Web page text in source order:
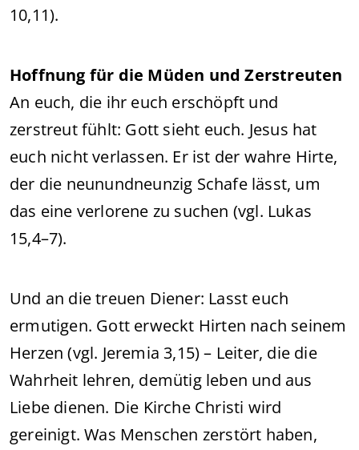
10,11).
Hoffnung für die Müden und Zerstreuten
An euch, die ihr euch erschöpft und
zerstreut fühlt: Gott sieht euch. Jesus hat
euch nicht verlassen. Er ist der wahre Hirte,
der die neunundneunzig Schafe lässt, um
das eine verlorene zu suchen (vgl. Lukas
15,4–7).
Und an die treuen Diener: Lasst euch
ermutigen. Gott erweckt Hirten nach seinem
Herzen (vgl. Jeremia 3,15) – Leiter, die die
Wahrheit lehren, demütig leben und aus
Liebe dienen. Die Kirche Christi wird
gereinigt. Was Menschen zerstört haben,